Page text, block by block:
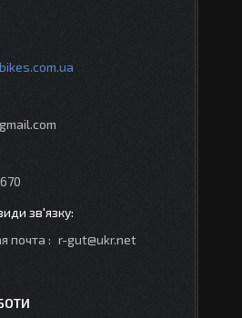
почта r-gut@ukr.net